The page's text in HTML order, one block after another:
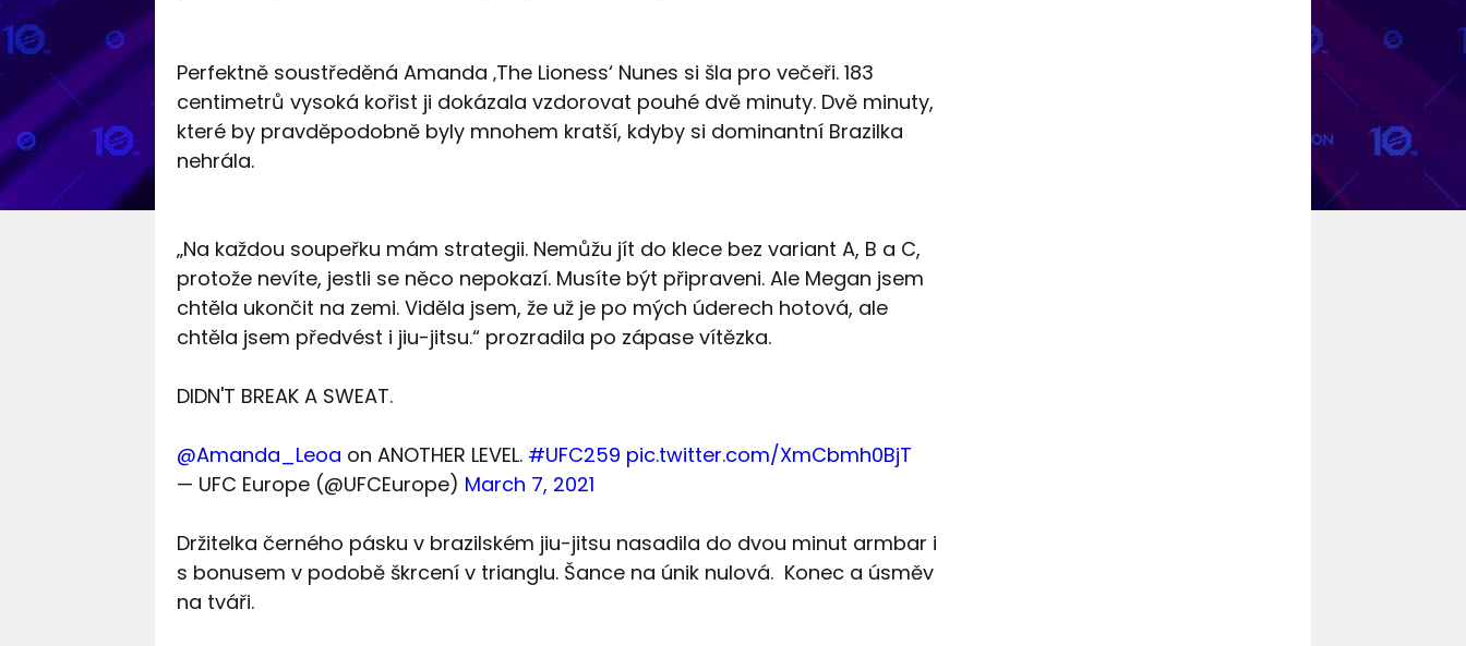
Perfektně soustředěná Amanda ‚The Lioness‘ Nunes si šla pro večeři. 183
centimetrů vysoká kořist ji dokázala vzdorovat pouhé dvě minuty. Dvě minuty,
které by pravděpodobně byly mnohem kratší, kdyby si dominantní Brazilka
nehrála.
„Na každou soupeřku mám strategii. Nemůžu jít do klece bez variant A, B a C,
protože nevíte, jestli se něco nepokazí. Musíte být připraveni. Ale Megan jsem
chtěla ukončit na zemi. Viděla jsem, že už je po mých úderech hotová, ale
chtěla jsem předvést i jiu-jitsu.“ prozradila po zápase vítězka.
DIDN'T BREAK A SWEAT.
@Amanda_Leoa on ANOTHER LEVEL. #UFC259 pic.twitter.com/XmCbmh0BjT
— UFC Europe (@UFCEurope) March 7, 2021
Držitelka černého pásku v brazilském jiu-jitsu nasadila do dvou minut armbar i
s bonusem v podobě škrcení v trianglu. Šance na únik nulová. Konec a úsměv
na tváři.